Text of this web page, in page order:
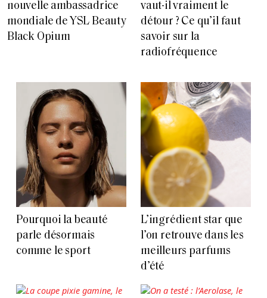
nouvelle ambassadrice
mondiale de YSL Beauty
Black Opium
vaut-il vraiment le
détour ? Ce qu’il faut
savoir sur la
radiofréquence
Pourquoi la beauté
parle désormais
comme le sport
L’ingrédient star que
l’on retrouve dans les
meilleurs parfums
d’été